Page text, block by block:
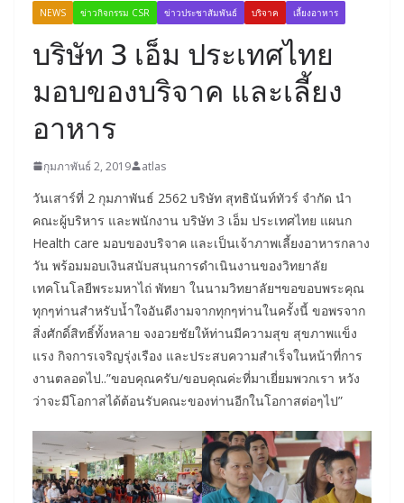
NEWS ข่าวกิจกรรม CSR ข่าวประชาสัมพันธ์ บริจาค เลี้ยงอาหาร
บริษัท 3 เอ็ม ประเทศไทย
มอบของบริจาค และเลี้ยง
อาหาร
กุมภาพันธ์ 2, 2019 atlas
วันเสาร์ที่ 2 กุมภาพันธ์ 2562 บริษัท สุทธินันท์ทัวร์ จำกัด นำ
คณะผู้บริหาร และพนักงาน บริษัท 3 เอ็ม ประเทศไทย แผนก
Health care มอบของบริจาค และเป็นเจ้าภาพเลี้ยงอาหารกลาง
วัน พร้อมมอบเงินสนับสนุนการดำเนินงานของวิทยาลัย
เทคโนโลยีพระมหาไถ่ พัทยา ในนามวิทยาลัยฯขอขอบพระคุณ
ทุกๆท่านสำหรับน้ำใจอันดีงามจากทุกๆท่านในครั้งนี้ ขอพรจาก
สิ่งศักดิ์สิทธิ์ทั้งหลาย จงอวยชัยให้ท่านมีความสุข สุขภาพแข็ง
แรง กิจการเจริญรุ่งเรือง และประสบความสำเร็จในหน้าที่การ
งานตลอดไป..”ขอบคุณครับ/ขอบคุณค่ะที่มาเยี่ยมพวกเรา หวัง
ว่าจะมีโอกาสได้ต้อนรับคณะของท่านอีกในโอกาสต่อๆไป”